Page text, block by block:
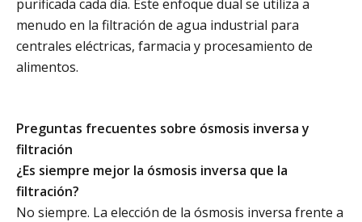
purificada cada día. Este enfoque dual se utiliza a
menudo en la filtración de agua industrial para
centrales eléctricas, farmacia y procesamiento de
alimentos.
Preguntas frecuentes sobre ósmosis inversa y
filtración
¿Es siempre mejor la ósmosis inversa que la
filtración?
No siempre. La elección de la ósmosis inversa frente a